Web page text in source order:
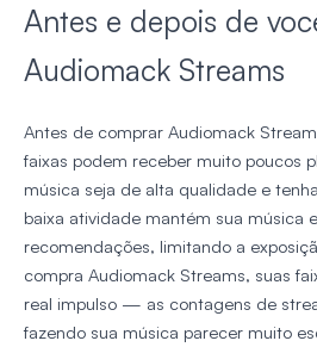
Antes e depois de
Audiomack Streams
Antes de comprar Audiomack
faixas podem receber muito poucos
música seja de alta qualidade e
baixa atividade mantém sua música
recomendações, limitando a
compra Audiomack Streams, suas
real impulso — as contagens de
fazendo sua música parecer muito